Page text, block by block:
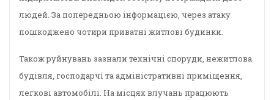
людей. За попередньою інформацією, через атаку
пошкоджено чотири приватні житлові будинки.
Також руйнувань зазнали технічні споруди, нежитлова
будівля, господарчі та адміністративні приміщення,
легкові автомобілі. На місцях влучань працюють